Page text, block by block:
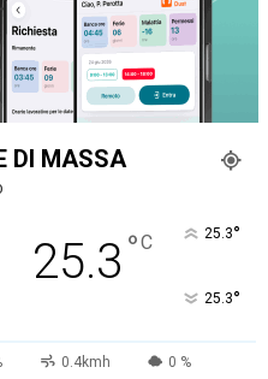
DI MASSA
25.3 °C 25.3°
25.3°
0.4kmh 0 %